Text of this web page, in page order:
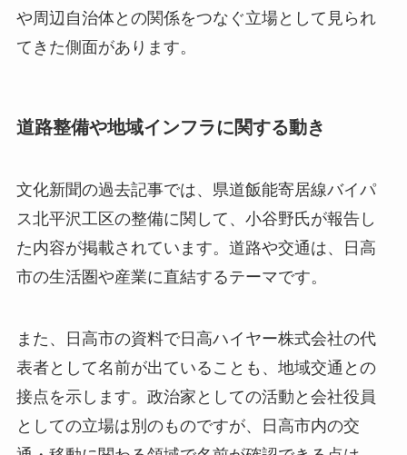
や周辺自治体との関係をつなぐ立場として見られ
てきた側面があります。
道路整備や地域インフラに関する動き
文化新聞の過去記事では、県道飯能寄居線バイパ
ス北平沢工区の整備に関して、小谷野氏が報告し
た内容が掲載されています。道路や交通は、日高
市の生活圏や産業に直結するテーマです。
また、日高市の資料で日高ハイヤー株式会社の代
表者として名前が出ていることも、地域交通との
接点を示します。政治家としての活動と会社役員
としての立場は別のものですが、日高市内の交